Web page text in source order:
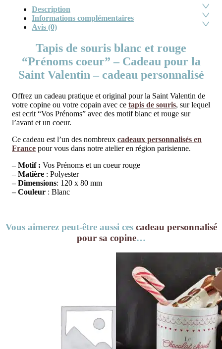
Description
Informations complémentaires
Avis (0)
Tapis de souris blanc et rouge
“Prénoms coeur” – Cadeau pour la
Saint Valentin – cadeau personnalisé
Offrez un cadeau pratique et original pour la Saint Valentin de
votre copine ou votre copain avec ce tapis de souris, sur lequel
est ecrit “Vos Prénoms” avec des motif blanc et rouge sur
l’avant et un coeur.
Ce cadeau est l’un des nombreux cadeaux personnalisés en
France pour vous dans notre atelier en région parisienne.
– Motif : Vos Prénoms et un coeur rouge
– Matière : Polyester
– Dimensions: 120 x 80 mm
– Couleur : Blanc
Vous aimerez peut-être aussi ces cadeau personnalisé
pour sa copine…